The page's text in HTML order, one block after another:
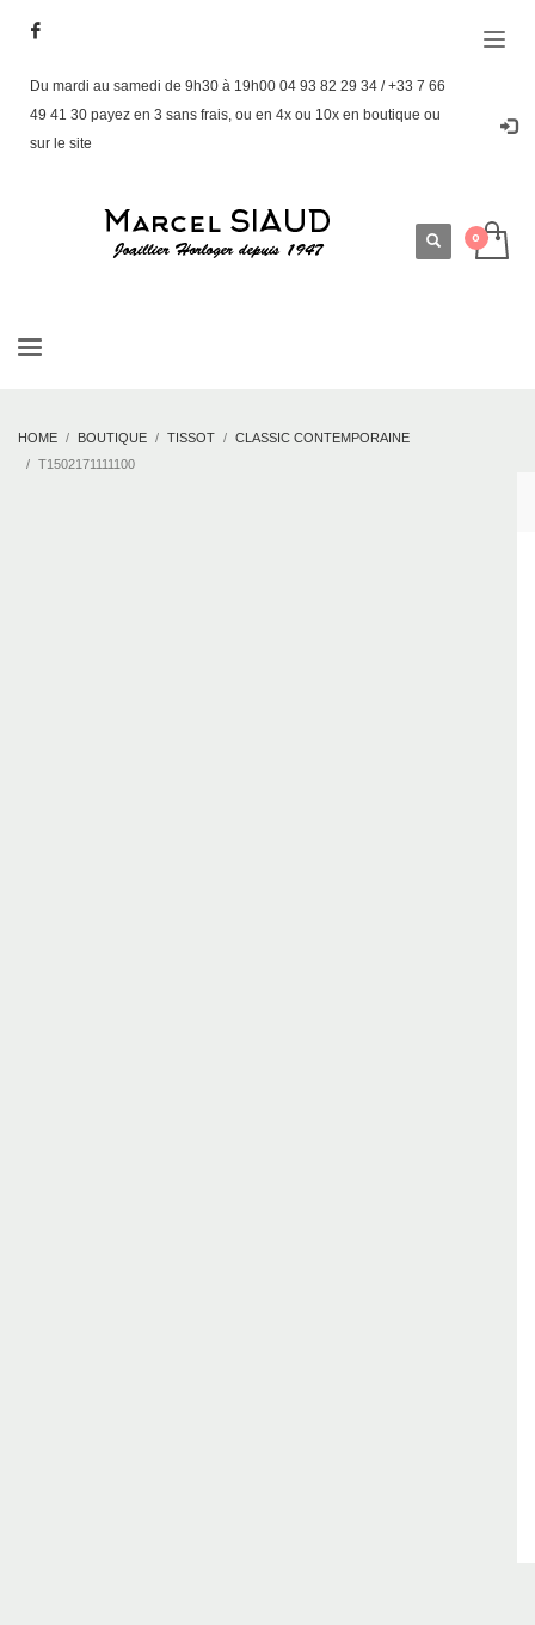
Du mardi au samedi de 9h30 à 19h00 04 93 82 29 34 / +33 7 66
49 41 30 payez en 3 sans frais, ou en 4x ou 10x en boutique ou
sur le site
HOME BOUTIQUE TISSOT
CLASSIC CONTEMPORAINE
T1502171111100